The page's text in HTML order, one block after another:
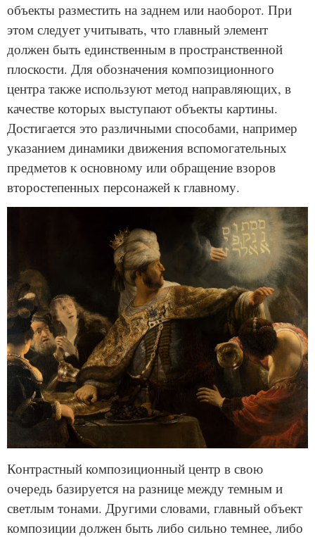
объекты разместить на заднем или наоборот. При
этом следует учитывать, что главный элемент
должен быть единственным в пространственной
плоскости. Для обозначения композиционного
центра также используют метод направляющих, в
качестве которых выступают объекты картины.
Достигается это различными способами, например
указанием динамики движения вспомогательных
предметов к основному или обращение взоров
второстепенных персонажей к главному.
Контрастный композиционный центр в свою
очередь базируется на разнице между темным и
светлым тонами. Другими словами, главный объект
композиции должен быть либо сильно темнее, либо